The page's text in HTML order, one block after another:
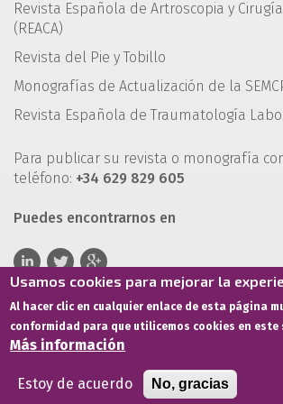
Revista Española de Artroscopia y
(REACA)
Revista del Pie y Tobillo
Monografías de Actualización de la
Revista Española de Traumatología
Para publicar su revista o monografía
teléfono: +34 629 829 605
Puedes encontrarnos en
Términos de servicio Política de privacidad
Usamos cookies para mejorar la
Al hacer clic en cualquier enlace de esta página
conformidad para que utilicemos cookies en
Más información
Estoy de acuerdo No, gracias